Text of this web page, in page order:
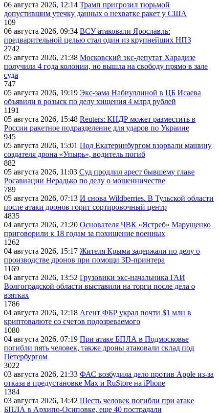
06 августа 2026, 12:14 Трамп пригрозил тюрьмой
допустившим утечку данных о нехватке ракет у США
109
06 августа 2026, 09:34 ВСУ атаковали Ярославль:
предварительной целью стал один из крупнейших НПЗ
2742
05 августа 2026, 21:38 Московский экс-депутат Харадизе
получила 4 года колонии, но вышла на свободу прямо в зале
суда
747
05 августа 2026, 19:19 Экс-зама Набиуллиной в ЦБ Исаева
объявили в розыск по делу хищения 4 млрд рублей
1191
05 августа 2026, 15:48 Reuters: КНДР может разместить в
России ракетное подразделение для ударов по Украине
945
05 августа 2026, 15:01 Под Екатеринбургом взорвали машину
создателя дрона «Упырь», водитель погиб
882
05 августа 2026, 11:03 Суд продлил арест бывшему главе
Росавиации Нерадько по делу о мошенничестве
789
05 августа 2026, 07:13 И снова Wildberries. В Тульской области
после атаки дронов горит сортировочный центр
4835
04 августа 2026, 21:20 Основателя ЧВК «Ястреб» Марущенко
приговорили к 18 годам за похищение военных
1262
04 августа 2026, 15:17 Жителя Крыма задержали по делу о
производстве дронов при помощи 3D‑принтера
1169
04 августа 2026, 13:52 Грузовики экс-начальника ГАИ
Волгоградской области выставили на торги после дела о
взятках
1786
04 августа 2026, 12:18 Агент ФБР украл почти $1 млн в
криптовалюте со счетов подозреваемого
1080
04 августа 2026, 07:19 При атаке БПЛА в Подмосковье
погибли пять человек, также дроны атаковали склад под
Петербургом
3022
03 августа 2026, 21:33 ФАС возбудила дело против Apple из-за
отказа в предустановке Max и RuStore на iPhone
1384
03 августа 2026, 14:42 Шесть человек погибли при атаке
БПЛА в Архипо-Осиповке, еще 40 пострадали